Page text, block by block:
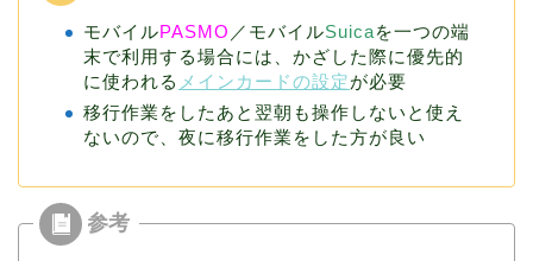
モバイルPASMO ／モバイルSuicaを一つの端
末で利用する場合には、かざした際に優先的
に使われる メインカードの設定が必要
移行作業をしたあと翌朝も操作しないと使え
ないので、夜に移行作業をした方が良い